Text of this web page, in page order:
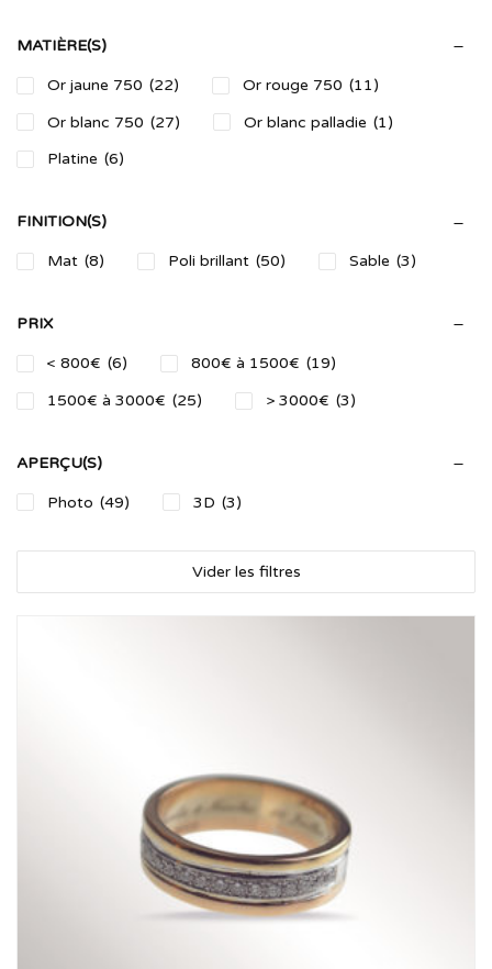
MATIÈRE(S)
Or jaune 750 (22) Or rouge 750 (11)
Or blanc 750 (27) Or blanc palladie (1)
Platine (6)
FINITION(S)
Mat (8) Poli brillant (50) Sable (3)
PRIX
< 800€ (6) 800€ à 1500€ (19)
1500€ à 3000€ (25) > 3000€ (3)
APERÇU(S)
Photo (49) 3D (3)
Vider les filtres